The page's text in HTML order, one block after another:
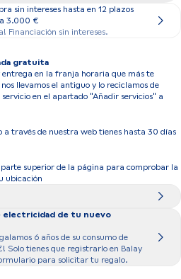
sin intereses hasta en 12 plazos
3.000 €
Financiación sin intereses.
gratuita
en la franja horaria que más te
llevamos el antiguo y lo reciclamos de
en el apartado "Añadir servicios" a
través de nuestra web tienes hasta 30 días
superior de la página para comprobar la
ubicación
electricidad de tu nuevo
6 años de su consumo de
Solo tienes que registrarlo en Balay
para solicitar tu regalo.